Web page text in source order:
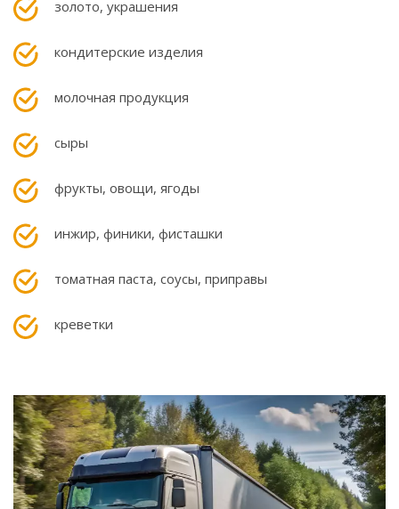
золото, украшения
кондитерские изделия
молочная продукция
сыры
фрукты, овощи, ягоды
инжир, финики, фисташки
томатная паста, соусы, приправы
креветки